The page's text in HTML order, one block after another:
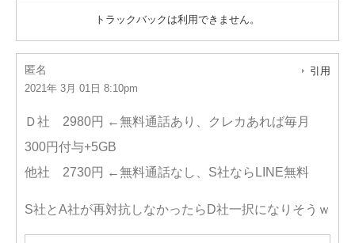
トラックバックは利用できません。
匿名
2021年 3月 01日 8:10pm
引用
Ｄ社 2980円 ←無料通話あり、クレカあれば毎月
300円付与+5GB
他社 2730円 ←無料通話なし、S社ならLINE無料
S社とA社が再対抗しなかったらD社一択になりそうｗ